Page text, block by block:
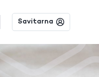
Savitarna